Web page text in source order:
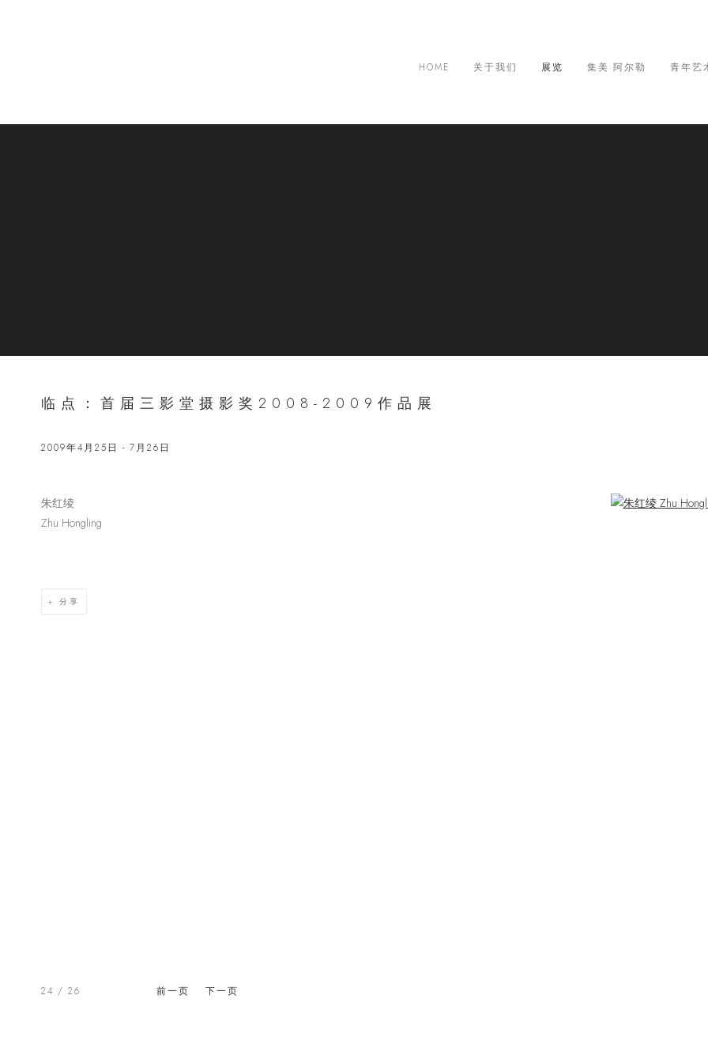
HOME 关于我们 展览 集美·阿尔勒 青年艺
临点：首届三影堂摄影奖2008-2009作品展
2009年4月25日 - 7月26日
朱红绫
Zhu Hongling
分享
前一页 下一页
24 / 26